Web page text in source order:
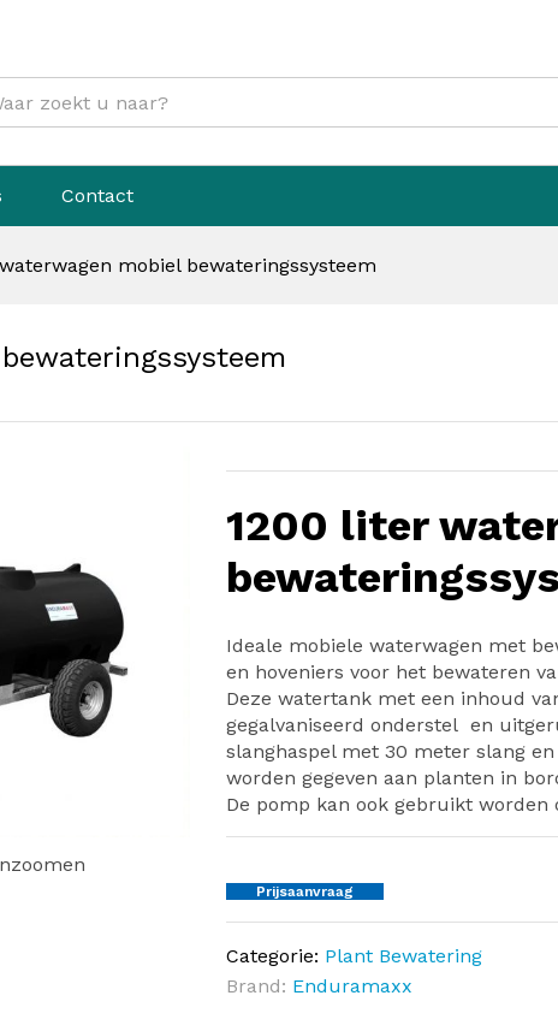
Contact
mobiel bewateringssysteem
1200 liter
Ideale mobiele waterwagen met
en hoveniers voor het bewateren
Deze watertank met een inhoud
gegalvaniseerd onderstel en
slanghaspel met 30 meter slang
worden gegeven aan planten in
De pomp kan ook gebruikt
Prijsaanvraag
Categorie: Plant Bewatering
Brand: Enduramaxx